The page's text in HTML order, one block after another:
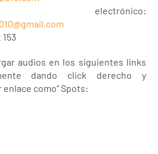
audios en los siguientes links
dando click derecho y
como” Spots: